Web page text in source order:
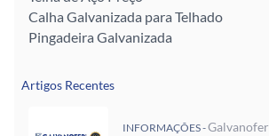
Calha Galvanizada para Telhado
Pingadeira Galvanizada
Artigos Recentes
INFORMAÇÕES -Galvanofer